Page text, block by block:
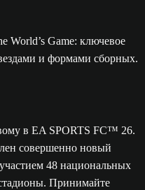
в EA SPORTS FC™ 26.
совершенно новый
48 национальных
Принимайте